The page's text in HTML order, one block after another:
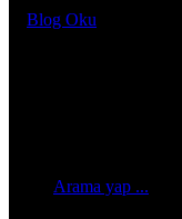
Arama yap ...